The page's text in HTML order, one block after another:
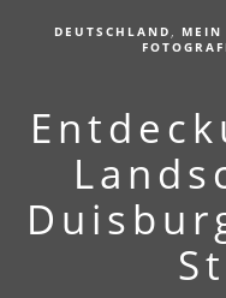
DEUTSCHLAND , MEIN